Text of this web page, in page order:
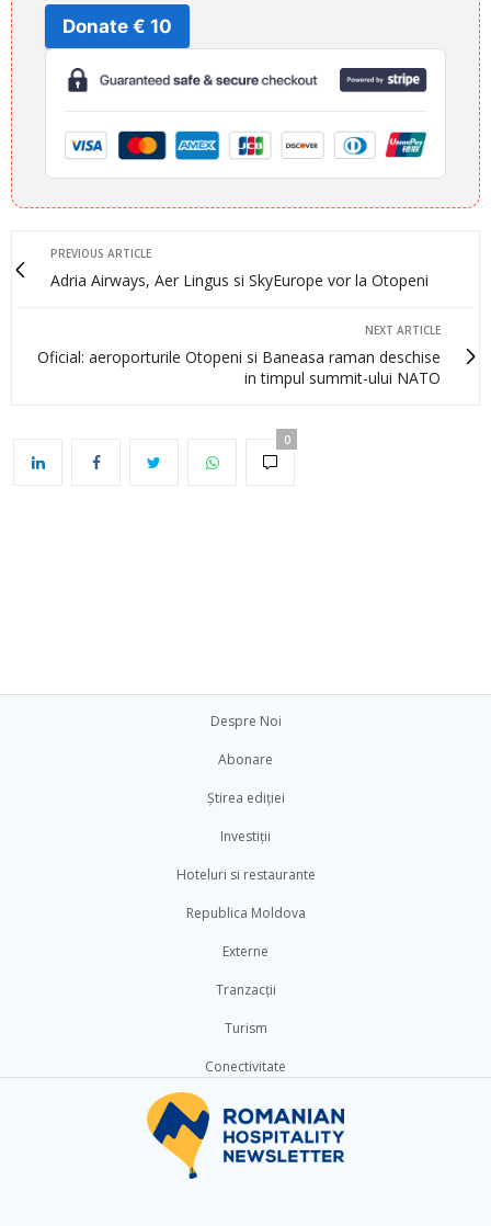
Donate € 10
PREVIOUS ARTICLE
Adria Airways, Aer Lingus si SkyEurope vor la Otopeni
NEXT ARTICLE
Oficial: aeroporturile Otopeni si Baneasa raman deschise
in timpul summit-ului NATO
0
Despre Noi
Abonare
Știrea ediției
Investiții
Hoteluri si restaurante
Republica Moldova
Externe
Tranzacții
Turism
Conectivitate